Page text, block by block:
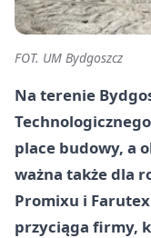
FOT. UM Bydgoszcz
Na terenie
place budowy, a
ważna także dla
Promixu i
przyciąga firmy,